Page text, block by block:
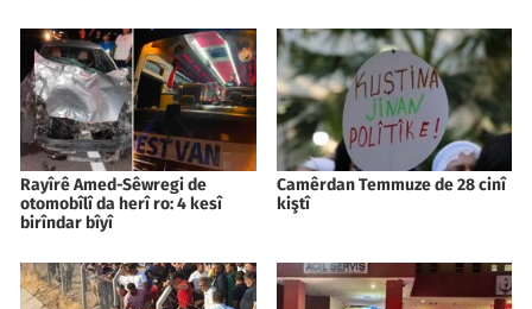
Rayîrê Amed-Sêwregi de
otomobîlî da herî ro: 4 kesî
birîndar bîyî
Camêrdan Temmuze de 28 cinî
kiştî